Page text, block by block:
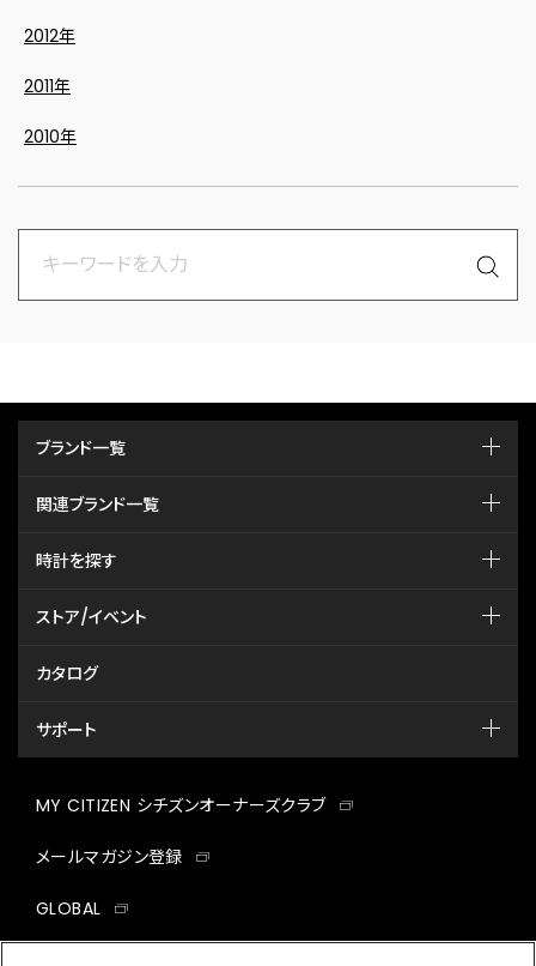
2012年
2011年
2010年
ブランド一覧
関連ブランド一覧
時計を探す
ストア/イベント
カタログ
サポート
MY CITIZEN シチズンオーナーズクラブ
メールマガジン登録
GLOBAL